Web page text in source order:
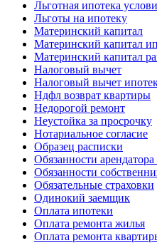
Льготная ипотека
Льготы на ипотеку
Материнский капитал
Материнский капитал
Материнский капитал
Налоговый вычет
Налоговый вычет
Ндфл возврат квартиры
Недорогой ремонт
Неустойка за просрочку
Нотариальное согласие
Образец расписки
Обязанности арендатора
Обязанности
Обязательные страховки
Одинокий заемщик
Оплата ипотеки
Оплата ремонта жилья
Оплата ремонта